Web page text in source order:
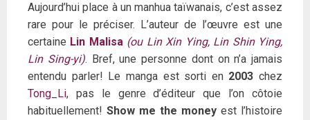
Aujourd’hui place à un manhua taïwanais, c’est assez
rare pour le préciser. L’auteur de l’œuvre est une
certaine Lin Malisa (ou Lin Xin Ying, Lin Shin Ying,
Lin Sing-yi). Bref, une personne dont on n’a jamais
entendu parler! Le manga est sorti en 2003 chez
Tong_Li, pas le genre d’éditeur que l’on côtoie
habituellement! Show me the money est l’histoire